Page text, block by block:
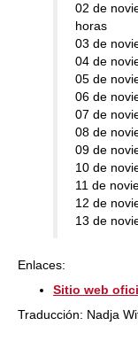
02 de
horas
03 de
04 de
05 de
06 de
07 de
08 de
09 de
10 de
11 de
12 de
13 de
Enlaces:
Sitio web
Traducción: Nadja